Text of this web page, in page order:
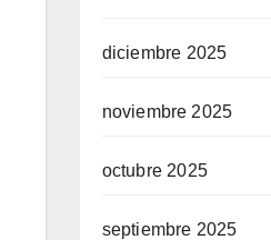
diciembre 2025
noviembre 2025
octubre 2025
septiembre 2025